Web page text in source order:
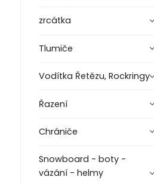
zrcátka
Tlumiče
Vodítka Řetězu, Rockringy
Řazení
Chrániče
Snowboard - boty -
vázání - helmy